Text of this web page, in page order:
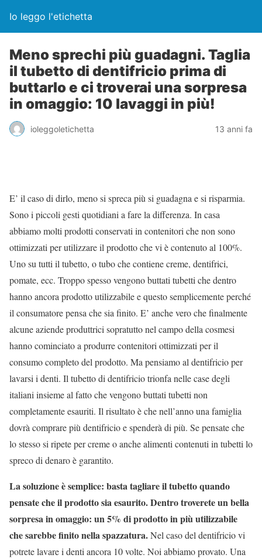
Io leggo l'etichetta
Meno sprechi più guadagni. Taglia
il tubetto di dentifricio prima di
buttarlo e ci troverai una sorpresa
in omaggio: 10 lavaggi in più!
ioleggoletichetta 13 anni fa
E’ il caso di dirlo, meno si spreca più si guadagna e si risparmia.
Sono i piccoli gesti quotidiani a fare la differenza. In casa
abbiamo molti prodotti conservati in contenitori che non sono
ottimizzati per utilizzare il prodotto che vi è contenuto al 100%.
Uno su tutti il tubetto, o tubo che contiene creme, dentifrici,
pomate, ecc. Troppo spesso vengono buttati tubetti che dentro
hanno ancora prodotto utilizzabile e questo semplicemente perché
il consumatore pensa che sia finito. E’ anche vero che finalmente
alcune aziende produttrici sopratutto nel campo della cosmesi
hanno cominciato a produrre contenitori ottimizzati per il
consumo completo del prodotto. Ma pensiamo al dentifricio per
lavarsi i denti. Il tubetto di dentifricio trionfa nelle case degli
italiani insieme al fatto che vengono buttati tubetti non
completamente esauriti. Il risultato è che nell’anno una famiglia
dovrà comprare più dentifricio e spenderà di più. Se pensate che
lo stesso si ripete per creme o anche alimenti contenuti in tubetti lo
spreco di denaro è garantito.
La soluzione è semplice: basta tagliare il tubetto quando
pensate che il prodotto sia esaurito. Dentro troverete un bella
sorpresa in omaggio: un 5% di prodotto in più utilizzabile
che sarebbe finito nella spazzatura.Nel caso del dentifricio vi
potrete lavare i denti ancora 10 volte. Noi abbiamo provato. Una